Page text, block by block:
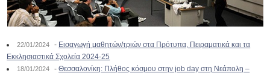
22/01/2024 - Εισαγωγή μαθητών/τριών στα Πρότυπα, Πειραματικά και τα
Εκκλησιαστικά Σχολεία 2024-25
18/01/2024 -Θεσσαλονίκη: Πλήθος κόσμου στην job day στη Νεάπολη –